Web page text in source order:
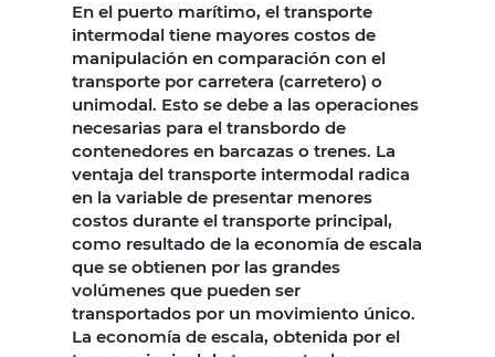
En el puerto marítimo, el transporte
intermodal tiene mayores costos de
manipulación en comparación con el
transporte por carretera (carretero) o
unimodal. Esto se debe a las operaciones
necesarias para el transbordo de
contenedores en barcazas o trenes. La
ventaja del transporte intermodal radica
en la variable de presentar menores
costos durante el transporte principal,
como resultado de la economía de escala
que se obtienen por las grandes
volúmenes que pueden ser
transportados por un movimiento único.
La economía de escala, obtenida por el